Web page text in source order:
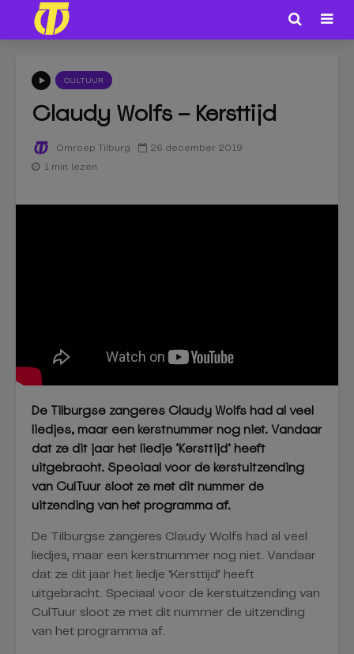
CULTUUR
Claudy Wolfs – Kersttijd
Omroep Tilburg 26 december 2019
1 min. lezen
De Tilburgse zangeres Claudy Wolfs had al veel
liedjes, maar een kerstnummer nog niet. Vandaar
dat ze dit jaar het liedje ‘Kersttijd’ heeft
uitgebracht. Speciaal voor de kerstuitzending
van CulTuur sloot ze met dit nummer de
uitzending van het programma af.
De Tilburgse zangeres Claudy Wolfs had al veel
liedjes, maar een kerstnummer nog niet. Vandaar
dat ze dit jaar het liedje ‘Kersttijd’ heeft
uitgebracht. Speciaal voor de kerstuitzending van
CulTuur sloot ze met dit nummer de uitzending
van het programma af.